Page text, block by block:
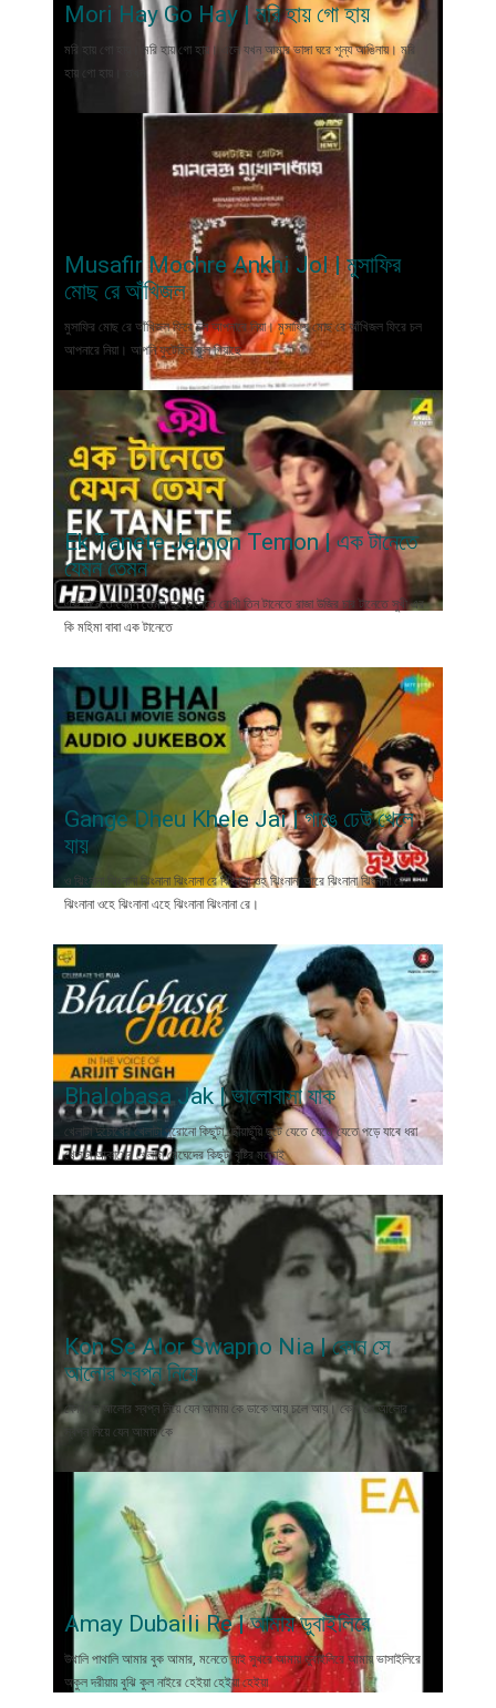
Mori Hay Go Hay | মরি হায় গো হায়
মরি হায় গো হায়। মরি হায় গো হায়। এলে যখন আমার ভাঙ্গা ঘরে শূন্য আঙিনায়। মরি
হায় গো হায়। তখন
Musafir Mochre Ankhi Jol | মুসাফির
মোছ রে আঁখিজল
মুসাফির মোছ রে আঁখিজল ফিরে চল আপনারে নিয়া। মুসাফির মোছ রে আঁখিজল ফিরে চল
আপনারে নিয়া। আপনি ফুটেছিল ফুল গিয়াছে
Ek Tanete Jemon Temon | এক টানেতে
যেমন তেমন
এক টানেতে যেমন তেমন দুই টানেতে রোগী তিন টানেতে রাজা উজির চার টানেতে সুখী এর
কি মহিমা বাবা এক টানেতে
Gange Dheu Khele Jai | গাঙে ঢেউ খেলে
যায়
ও ঝিংনানা ঝিংনানা ঝিংনানা ঝিংনানা রে ঝিংনানা ওহ ঝিংনানা আরে ঝিংনানা ঝিংনানা রে
ঝিংনানা ওহে ঝিংনানা এহে ঝিংনানা ঝিংনানা রে।
Bhalobasa Jak | ভালোবাসা যাক
খেলাটা দুচোখের খেলাটা পুরোনো কিছুটা ছোঁয়াছুঁয়ি ছুটে যেতে যেতে যেতে পড়ে যাবে ধরা
খেলাটা আকাশের খেলাটা মেঘেদের কিছুটা বৃষ্টির মতোই
Kon Se Alor Swapno Nia | কোন সে
আলোর স্বপ্ন নিয়ে
কোন সে আলোর স্বপ্ন নিয়ে যেন আমায় কে ডাকে আয় চলে আয়। কোন সে আলোর
স্বপ্ন নিয়ে যেন আমায় কে
Amay Dubaili Re | আমায় ডুবাইলিরে
উথালি পাথালি আমার বুক আমার, মনেতে নাই সুখরে আমায় ডুবাইলিরে আমায় ভাসাইলিরে
অকুল দরীয়ায় বুঝি কুল নাইরে হেইয়া হেইয়া হেইয়া